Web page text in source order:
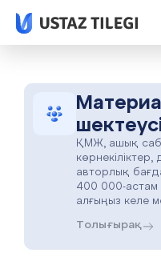
ҚМЖ, ашық
авторлық
400 000-астам
алғыңыз келе
Толығырақ